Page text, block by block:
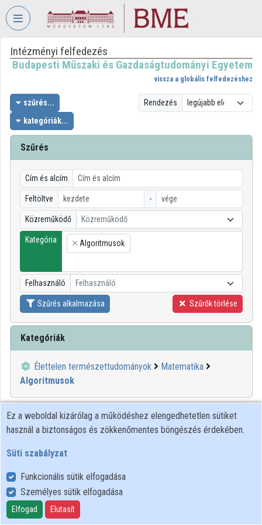
Fejléc kihagyása Menü kihagyása Tartalom kihagyása
VIDEOTORIUM
MŰSZAKI
ÉS
GAZDASÁGTUDOMÁNYI
EGYETEM
Intézményi kezdőlap
Bejelentkezés
Intézményi felfedezés
Kategóriák
Intézmények
Közreműködők
Intézményi felfedezés
Budapesti Műszaki és Gazdaságtudományi Egyetem
vissza a globális felfedezéshez
szűrés...
kategóriák...
Rendezés
Szűrés
Cím és alcím
Feltöltve -
Közreműködő Közreműködő
Kategória
×
Algoritmusok
Felhasználó Felhasználó
Szűrés alkalmazása Szűrők törlése
Kategóriák
Élettelen természettudományok
Matematika
Algoritmusok
01:22:25 BME
Ez a weboldal kizárólag a működéshez elengedhetetlen sütiket
használ a biztonságos és zökkenőmentes böngészés érdekében.
Süti szabályzat
Funkcionális sütik elfogadása
Személyes sütik elfogadása
Elfogad Elutasít